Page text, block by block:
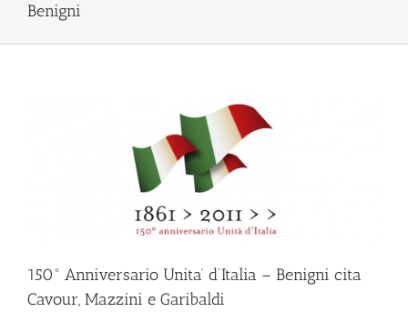
Benigni
150° Anniversario Unita’ d’Italia – Benigni cita
Cavour, Mazzini e Garibaldi